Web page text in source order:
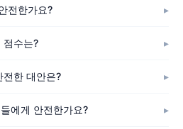
전한가요?
점수는?
한 대안은?
에게 안전한가요?